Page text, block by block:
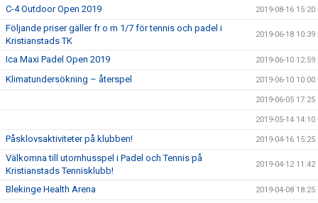
C-4 Outdoor Open 2019 2019-08-16 15:20
Följande priser gäller fr o m 1/7 för tennis och padel i
Kristianstads TK
2019-06-18 10:39
Ica Maxi Padel Open 2019 2019-06-10 12:59
Klimatundersökning – återspel 2019-06-10 10:00
2019-06-05 17:25
2019-05-14 14:10
Påsklovsaktiviteter på klubben! 2019-04-16 15:25
Välkomna till utomhusspel i Padel och Tennis på
Kristianstads Tennisklubb!
2019-04-12 11:42
Blekinge Health Arena 2019-04-08 18:25